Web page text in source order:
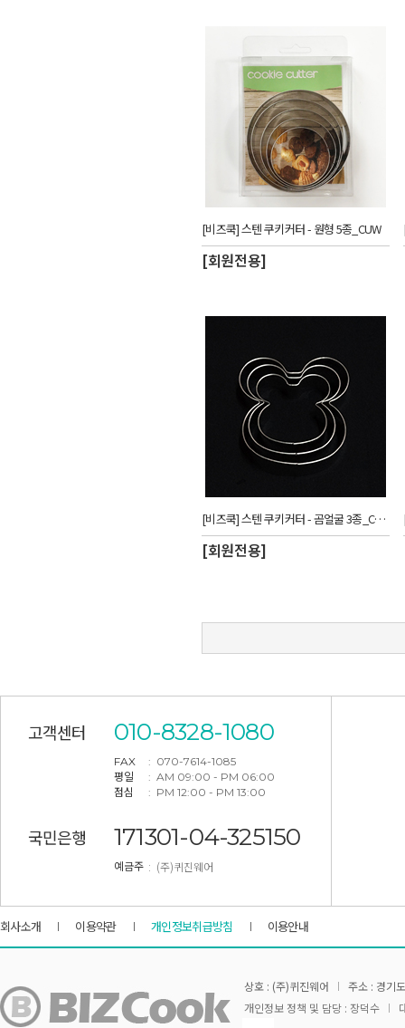
[비즈쿡] 스텐 쿠키커터 - 원형 5종_CUW
[회원전용]
[비즈쿡] 스텐 쿠키커터 - 곰얼굴 3종_CUW
[회원전용]
고객센터 010-8328-1080
FAX
: 070-7614-1085
평일
: AM 09:00 - PM 06:00
점심
: PM 12:00 - PM 13:00
국민은행 171301-04-325150
예금주 : (주)퀴진웨어
회사소개 이용약관 개인정보취급방침 이용안내
상호 : (주)퀴진웨어
주소 : 경기
개인정보 정책 및 담당 : 장덕수